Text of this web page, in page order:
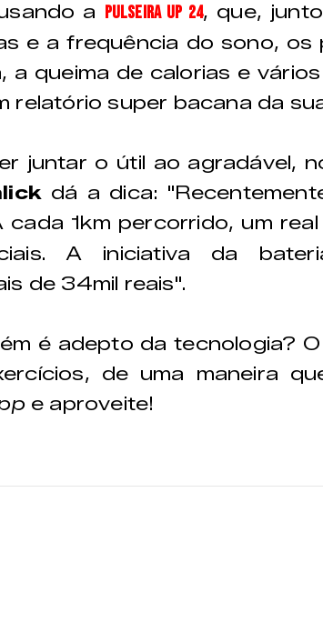
a pulseira Up 24, que,
e a frequência do sono, os
a queima de calorias e
relatório super bacana da
juntar o útil ao agradável,
dá a dica:
cada 1km percorrido, um
A iniciativa da
de 34mil reais".
é adepto da tecnologia?
de uma maneira
e aproveite!